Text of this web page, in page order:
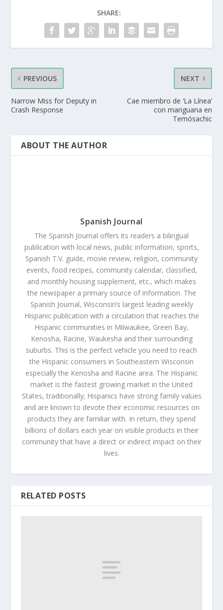
SHARE:
PREVIOUS
Narrow Miss for Deputy in
Crash Response
NEXT
Cae miembro de ‘La Línea’
con mariguana en
Temósachic
ABOUT THE AUTHOR
Spanish Journal
The Spanish Journal offers its readers a bilingual
publication with local news, public information, sports,
Spanish T.V. guide, movie review, religion, community
events, food recipes, community calendar, classified,
and monthly housing supplement, etc., which makes
the newspaper a primary source of information. The
Spanish Journal, Wisconsin’s largest leading weekly
Hispanic publication with a circulation that reaches the
Hispanic communities in Milwaukee, Green Bay,
Kenosha, Racine, Waukesha and their surrounding
suburbs. This is the perfect vehicle you need to reach
the Hispanic consumers in Southeastern Wisconsin
especially the Kenosha and Racine area. The Hispanic
market is the fastest growing market in the United
States, traditionally; Hispanics have strong family values
and are known to devote their economic resources on
products they are familiar with. In return, they spend
billions of dollars each year on visible products in their
community that have a direct or indirect impact on their
lives.
RELATED POSTS